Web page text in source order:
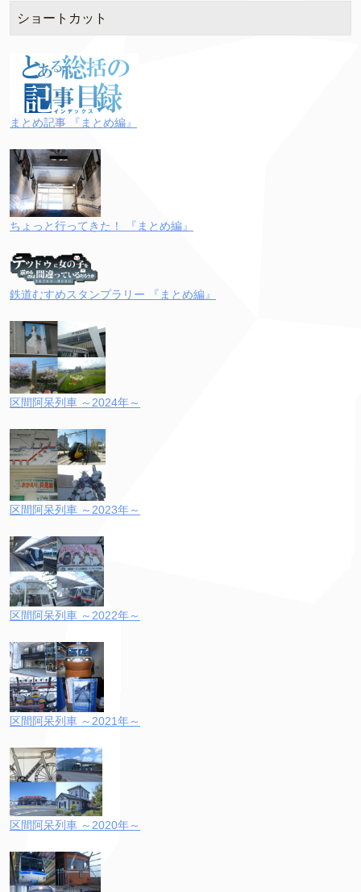
ショートカット
まとめ記事 『まとめ編』
ちょっと行ってきた！ 『まとめ編』
鉄道むすめスタンプラリー 『まとめ編』
区間阿呆列車 ～2024年～
区間阿呆列車 ～2023年～
区間阿呆列車 ～2022年～
区間阿呆列車 ～2021年～
区間阿呆列車 ～2020年～